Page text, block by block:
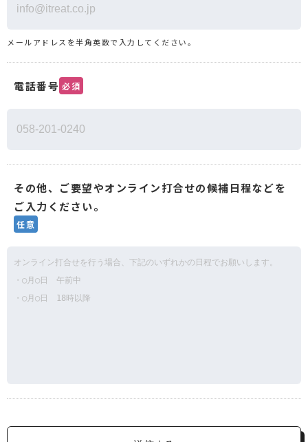
メールアドレスを半角英数で入力してください。
電話番号 必須
その他、ご要望やオンライン打合せの候補日程などを
ご入力ください。
任意